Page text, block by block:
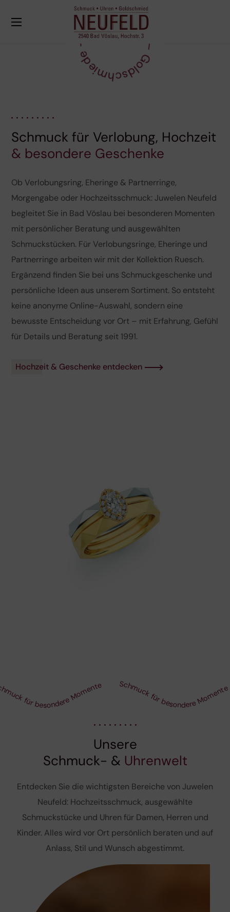
–
J
u
w
e
l
i
e
r
–
G
o
ld
s
c
h
m
i
e
d
e
–
U
h
r
e
n
Schmuck für Verlobung, Hochzeit
& besondere Geschenke
Ob Verlobungsring, Eheringe & Partnerringe,
Morgengabe oder Hochzeitsschmuck: Juwelen Neufeld
begleitet Sie in Bad Vöslau bei besonderen Momenten
mit persönlicher Beratung und ausgewählten
Schmuckstücken. Für Verlobungsringe, Eheringe und
Partnerringe arbeiten wir mit der Kollektion Ruesch.
Ergänzend finden Sie bei uns Schmuckgeschenke und
persönliche Ideen aus unserem Sortiment. So entsteht
keine anonyme Online-Auswahl, sondern eine
bewusste Entscheidung vor Ort – mit Erfahrung, Gefühl
für Details und Beratung seit 1991.
Hochzeit & Geschenke entdecken
für besondere Momente Schmuck für besondere Momente
Unsere
Schmuck- & Uhrenwelt
Entdecken Sie die wichtigsten Bereiche von Juwelen
Neufeld: Hochzeitsschmuck, ausgewählte
Schmuckstücke und Uhren für Damen, Herren und
Kinder. Alles wird vor Ort persönlich beraten und auf
Anlass, Stil und Wunsch abgestimmt.